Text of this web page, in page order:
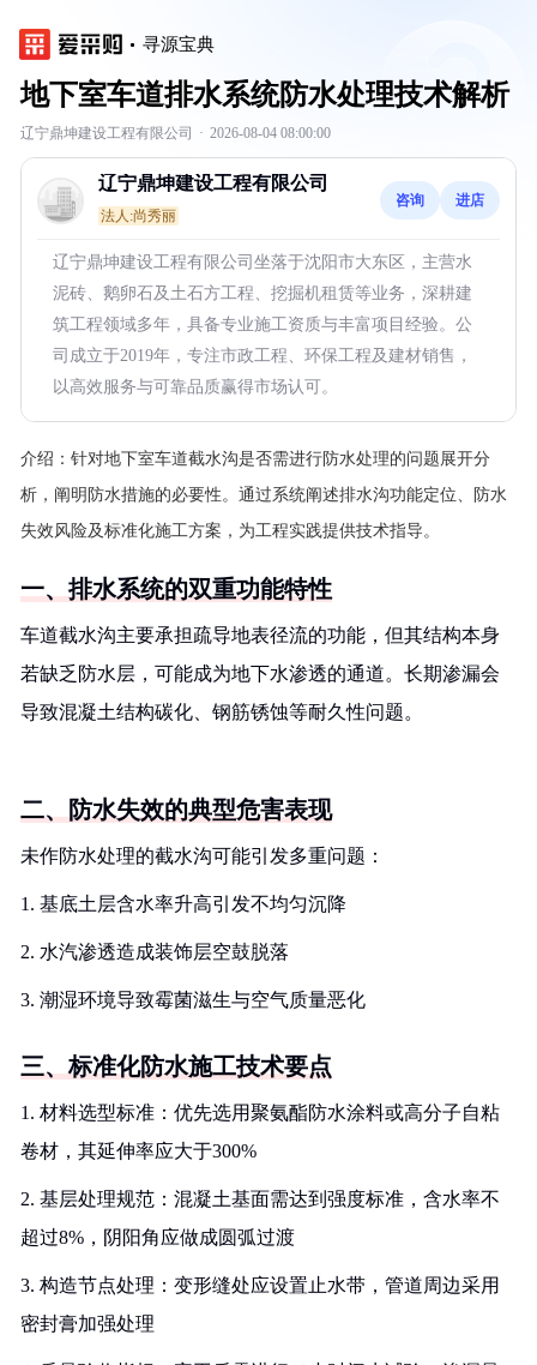
寻源宝典
地下室车道排水系统防水处理技术解析
辽宁鼎坤建设工程有限公司 · 2026-08-04 08:00:00
辽宁鼎坤建设工程有限公司
法人:尚秀丽
咨询 进店
辽宁鼎坤建设工程有限公司坐落于沈阳市大东区，主营水
泥砖、鹅卵石及土石方工程、挖掘机租赁等业务，深耕建
筑工程领域多年，具备专业施工资质与丰富项目经验。公
司成立于2019年，专注市政工程、环保工程及建材销售，
以高效服务与可靠品质赢得市场认可。
介绍： 针对地下室车道截水沟是否需进行防水处理的问题展开分
析，阐明防水措施的必要性。通过系统阐述排水沟功能定位、防水
失效风险及标准化施工方案，为工程实践提供技术指导。
一、排水系统的双重功能特性
车道截水沟主要承担疏导地表径流的功能，但其结构本身
若缺乏防水层，可能成为地下水渗透的通道。长期渗漏会
导致混凝土结构碳化、钢筋锈蚀等耐久性问题。
二、防水失效的典型危害表现
未作防水处理的截水沟可能引发多重问题：
1. 基底土层含水率升高引发不均匀沉降
2. 水汽渗透造成装饰层空鼓脱落
3. 潮湿环境导致霉菌滋生与空气质量恶化
三、标准化防水施工技术要点
1. 材料选型标准：优先选用聚氨酯防水涂料或高分子自粘
卷材，其延伸率应大于300%
2. 基层处理规范：混凝土基面需达到强度标准，含水率不
超过8%，阴阳角应做成圆弧过渡
3. 构造节点处理：变形缝处应设置止水带，管道周边采用
密封膏加强处理